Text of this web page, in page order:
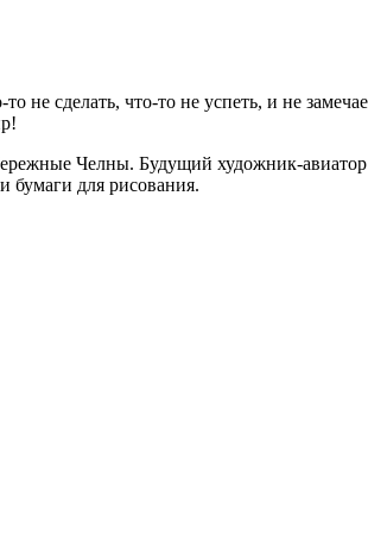
не сделать, что-то не успеть, и не
Челны. Будущий художник-
бумаги для рисования.